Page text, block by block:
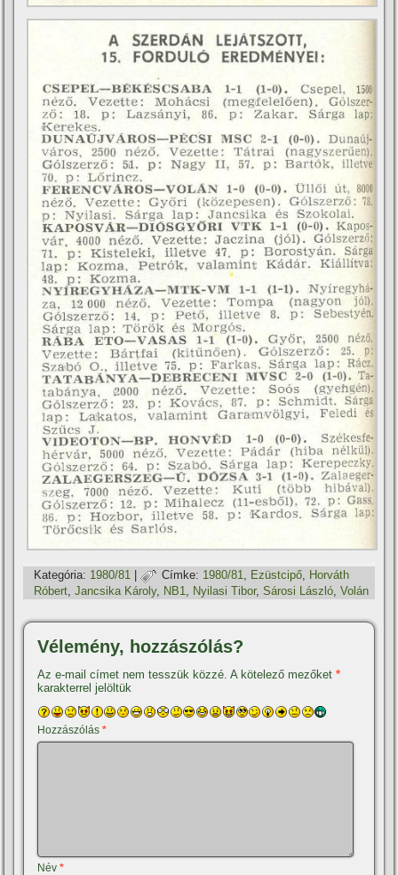
Kategória: 1980/81 | Címke: 1980/81, Ezüstcipő, Horváth
Róbert ,Jancsika Károly, NB1 Nyilasi Tibor,Sárosi László ,Volán
Vélemény, hozzászólás?
Az e-mail címet nem tesszük közzé. A kötelező mezőket*
karakterrel jelöltük
Hozzászólás*
Név*